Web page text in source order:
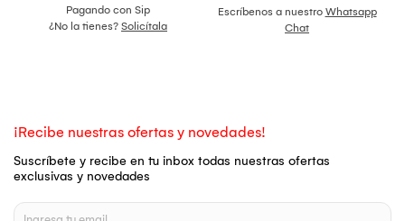
Pagando con Sip
¿No la tienes? Solicítala
Escríbenos a nuestro Whatsapp
Chat
¡Recibe nuestras ofertas y novedades!
Suscríbete y recibe en tu inbox todas nuestras ofertas
exclusivas y novedades